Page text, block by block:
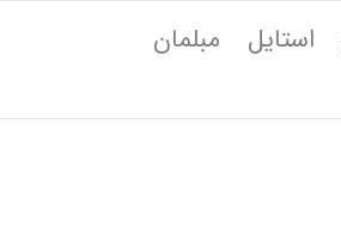
استایل مبلمان